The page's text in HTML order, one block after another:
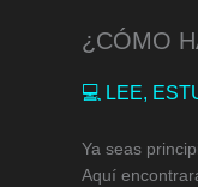
¿CÓMO
💻 LEE,
Ya seas
Aquí